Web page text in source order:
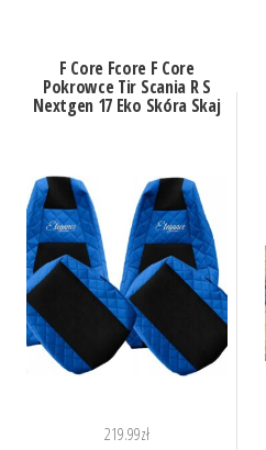
F Core Fcore F Core
Pokrowce Tir Scania R S
Nextgen 17 Eko Skóra Skaj
219.99zł